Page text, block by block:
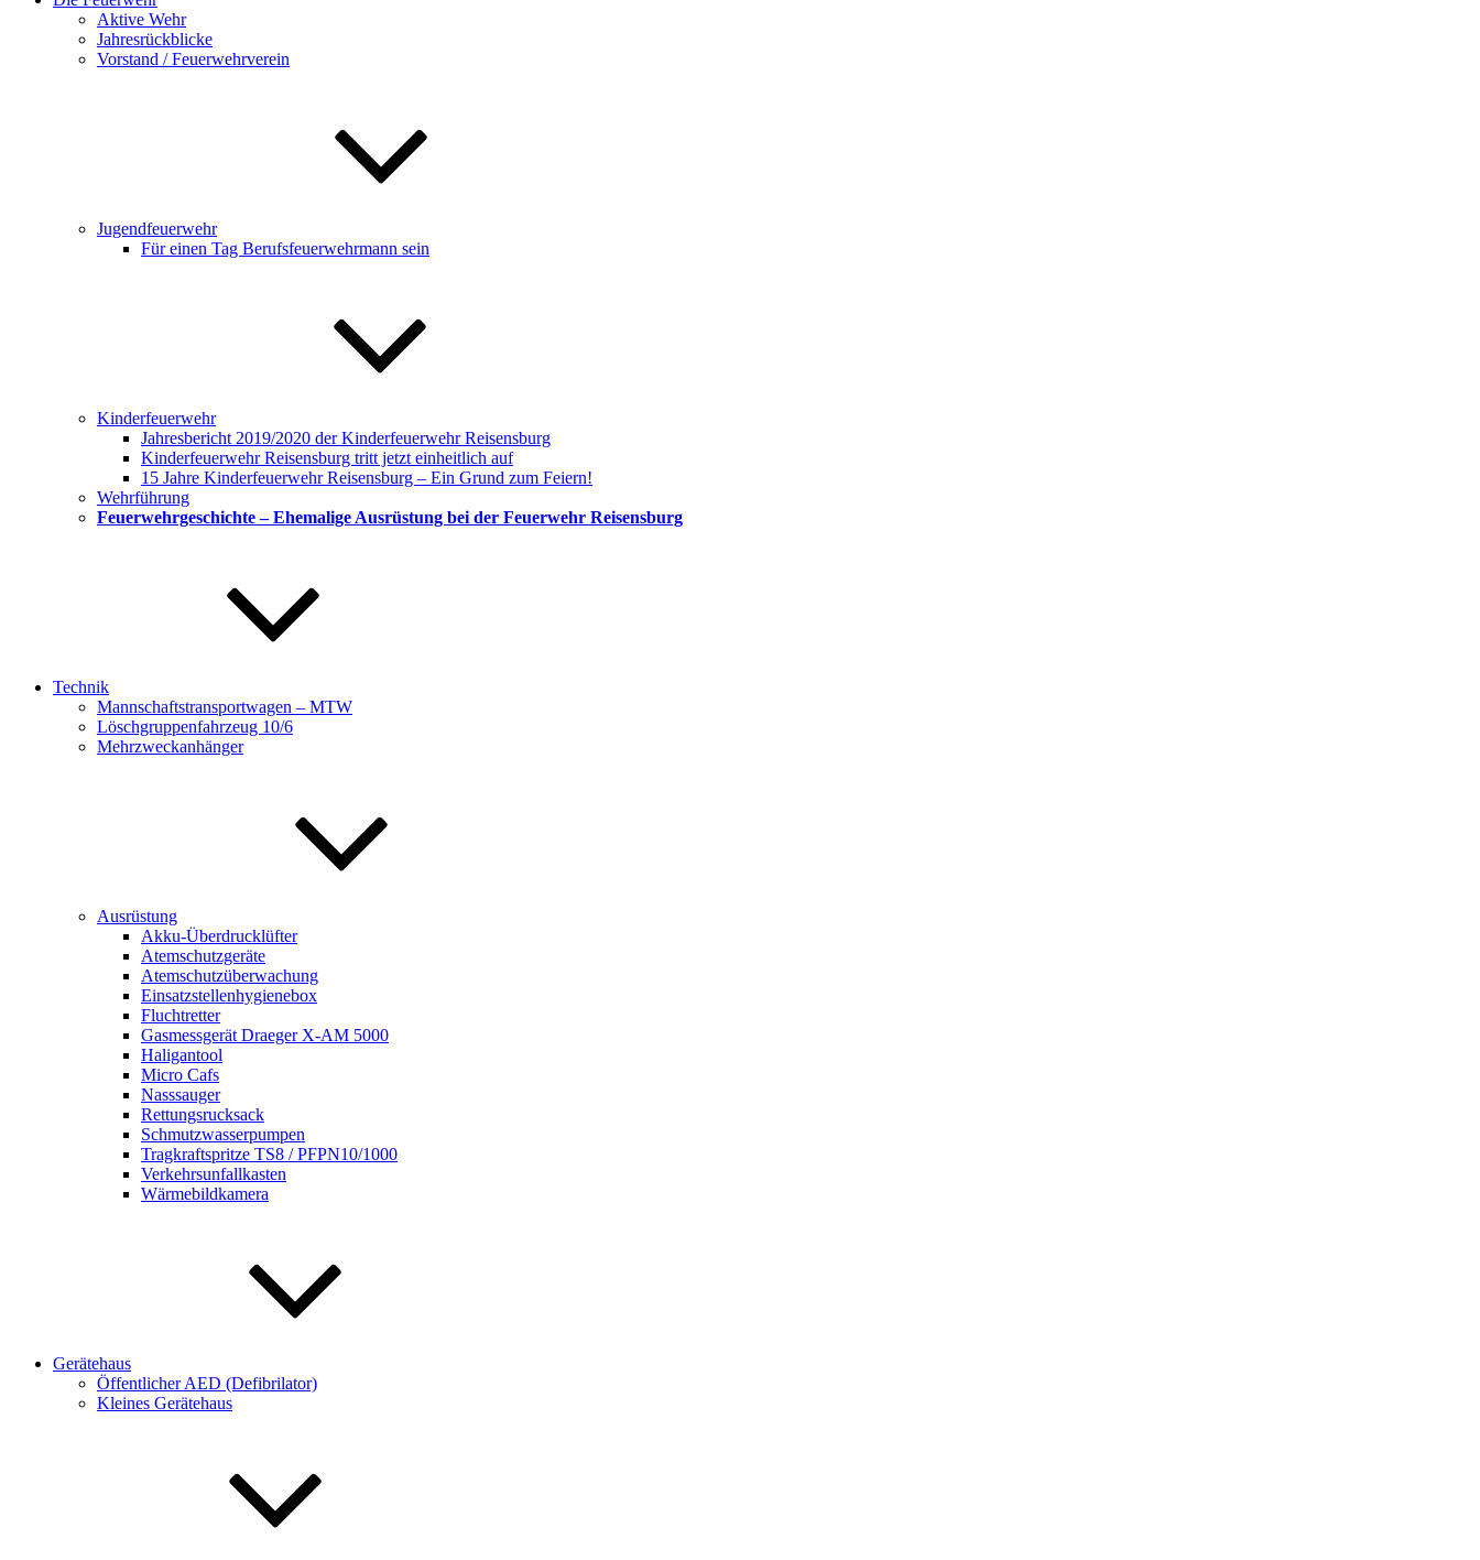
Aktive Wehr
Jahresrückblicke
Vorstand / Feuerwehrverein
Jugendfeuerwehr
Für einen Tag Berufsfeuerwehrmann sein
Kinderfeuerwehr
Jahresbericht 2019/2020 der Kinderfeuerwehr Reisensburg
Kinderfeuerwehr Reisensburg tritt jetzt einheitlich auf
15 Jahre Kinderfeuerwehr Reisensburg – Ein Grund zum Feiern!
Wehrführung
Feuerwehrgeschichte – Ehemalige Ausrüstung bei der Feuerwehr Reisensburg
Technik
Mannschaftstransportwagen – MTW
Löschgruppenfahrzeug 10/6
Mehrzweckanhänger
Ausrüstung
Akku-Überdrucklüfter
Atemschutzgeräte
Atemschutzüberwachung
Einsatzstellenhygienebox
Fluchtretter
Gasmessgerät Draeger X-AM 5000
Haligantool
Micro Cafs
Nasssauger
Rettungsrucksack
Schmutzwasserpumpen
Tragkraftspritze TS8 / PFPN10/1000
Verkehrsunfallkasten
Wärmebildkamera
Gerätehaus
Öffentlicher AED (Defibrilator)
Kleines Gerätehaus